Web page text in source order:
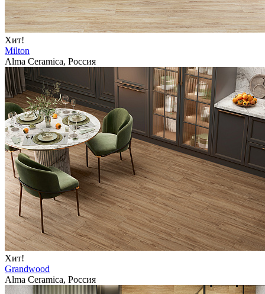
Хит!
Milton
Alma Ceramica, Россия
Хит!
Grandwood
Alma Ceramica, Россия